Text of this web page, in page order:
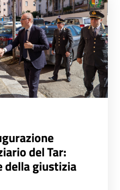
del Tar:
della giustizia